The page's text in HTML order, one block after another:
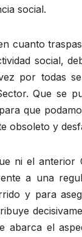
social.
cuanto
social,
por todas
Que se
que
obsoleto y
ni el
a una
y para
abarca el